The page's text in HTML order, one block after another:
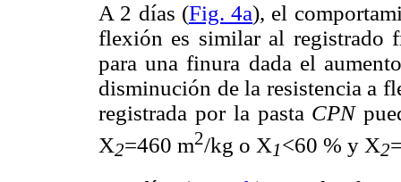
A 2 días (Fig. 4a), el
flexión es similar al registrado
para una finura dada el
disminución de la resistencia a
registrada por la pasta CPN
X2=460 m2/kg o X1<60 % y X2